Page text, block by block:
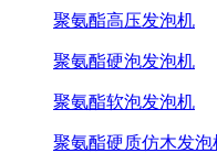
聚氨酯高压发泡机
聚氨酯硬泡发泡机
聚氨酯软泡发泡机
聚氨酯硬质仿木发泡